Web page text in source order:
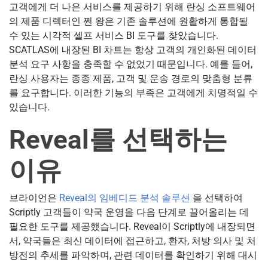
고객에게 더 나은 서비스를 제공하기 위해 란싱 소프트웨어
의 제품 디렉터인 쩐 왕은 기존 솔루션에 원활하게 통합될
수 있는 시각적 셀프 서비스 BI 도구를 찾았습니다.
SCATLAS에 내장된 BI 차트는 항상 고객의 개인화된 데이터
분석 요구 사항을 충족할 수 없었기 때문입니다. 예를 들어,
란싱 사용자는 종종 제품, 고객 및 운송 경로의 맞춤형 분류
를 요구합니다. 이러한 기능의 부족은 고객에게 치명적일 수
있습니다.
Reveal를 선택하는
이유
브라이언은 Reveal의 임베디드 분석 솔루션 을 선택하여
Scriptly 고객들이 약국 운영을 다음 단계로 끌어올리는 데
필요한 도구를 제공했습니다. Reveal이 Scriptly에 내장되면
서, 약국들은 최신 데이터에 접근하고, 환자, 처방 의사 및 처
방전의 추세를 파악하며, 관련 데이터를 확인하기 위해 대시